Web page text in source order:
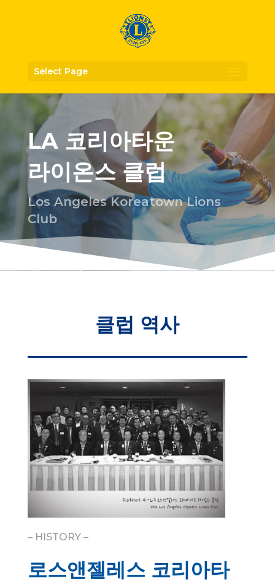
Select Page
LA 코리아타운
라이온스 클럽
Los Angeles Koreatown Lions
Club
클럽 역사
– HISTORY –
로스앤젤레스 코리아타